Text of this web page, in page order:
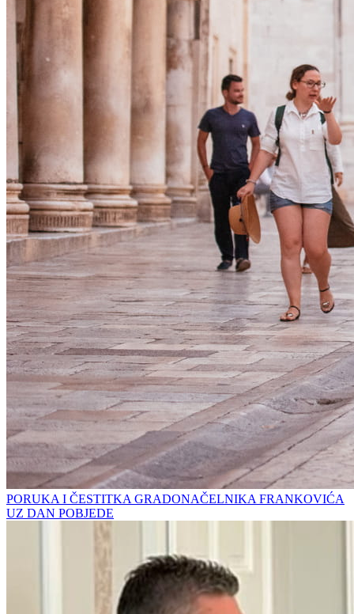
PORUKA I ČESTITKA GRADONAČELNIKA FRANKOVIĆA
UZ DAN POBJEDE